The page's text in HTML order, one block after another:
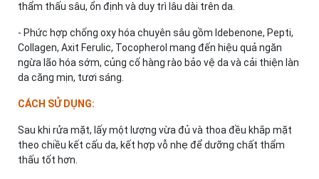
thẩm thấu sâu, ổn định và duy trì lâu dài trên da.
- Phức hợp chống oxy hóa chuyên sâu gồm Idebenone, Pepti,
Collagen, Axit Ferulic, Tocopherol mang đến hiệu quả ngăn
ngừa lão hóa sớm, củng cố hàng rào bảo vệ da và cải thiện làn
da căng mịn, tươi sáng.
CÁCH SỬ DỤNG:
Sau khi rửa mặt, lấy một lượng vừa đủ và thoa đều khắp mặt
theo chiều kết cấu da, kết hợp vỗ nhẹ để dưỡng chất thẩm
thấu tốt hơn.